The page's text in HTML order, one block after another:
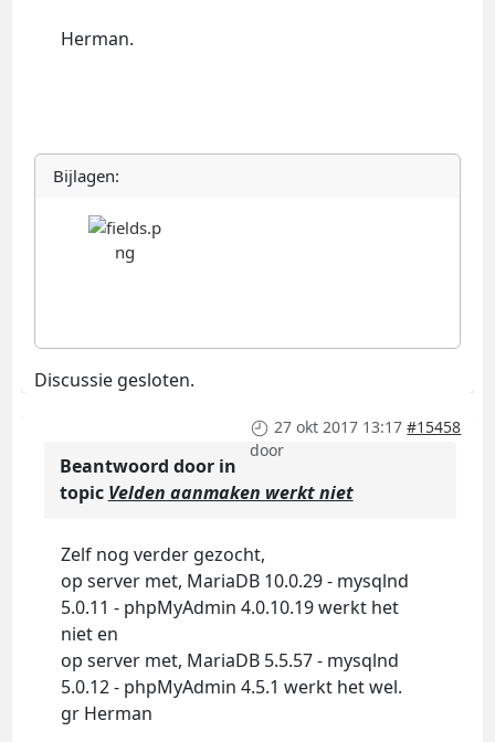
Herman.
Bijlagen:
Discussie gesloten.
27 okt 2017 13:17 #15458
door
Beantwoord door in
topic Velden aanmaken werkt niet
Zelf nog verder gezocht,
op server met, MariaDB 10.0.29 - mysqlnd
5.0.11 - phpMyAdmin 4.0.10.19 werkt het
niet en
op server met, MariaDB 5.5.57 - mysqlnd
5.0.12 - phpMyAdmin 4.5.1 werkt het wel.
gr Herman